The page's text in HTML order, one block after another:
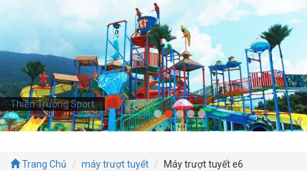
Thiên Trường Sport
Trang Chủ máy trượt tuyết Máy trượt tuyết e6